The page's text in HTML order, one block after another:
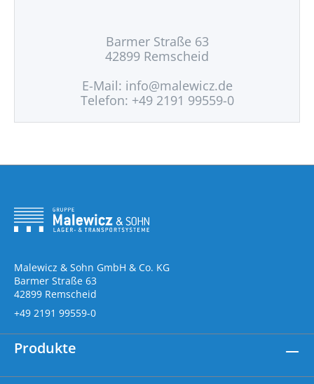
Barmer Straße 63
42899 Remscheid
E-Mail: info@malewicz.de
Telefon: +49 2191 99559-0
Malewicz & Sohn GmbH & Co. KG
Barmer Straße 63
42899 Remscheid
+49 2191 99559-0
Produkte